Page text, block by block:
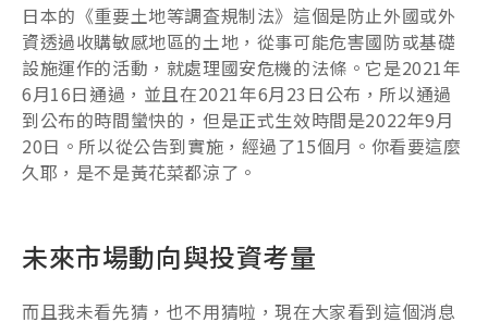
日本的《重要土地等調査規制法》這個是防止外國或外
資透過收購敏感地區的土地，從事可能危害國防或基礎
設施運作的活動，就處理國安危機的法條。它是2021年
6月16日通過，並且在2021年6月23日公布，所以通過
到公布的時間蠻快的，但是正式生效時間是2022年9月
20日。所以從公告到實施，經過了15個月。你看要這麼
久耶，是不是黃花菜都涼了。
未來市場動向與投資考量
而且我未看先猜，也不用猜啦，現在大家看到這個消息